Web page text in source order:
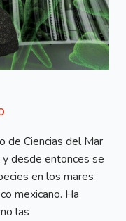
de Ciencias del Mar
desde entonces se
en los mares
mexicano. Ha
las